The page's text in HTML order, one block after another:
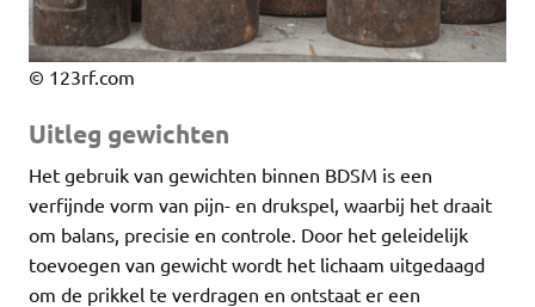
© 123rf.com
Uitleg gewichten
Het gebruik van gewichten binnen BDSM is een
verfijnde vorm van pijn- en drukspel, waarbij het draait
om balans, precisie en controle. Door het geleidelijk
toevoegen van gewicht wordt het lichaam uitgedaagd
om de prikkel te verdragen en ontstaat er een